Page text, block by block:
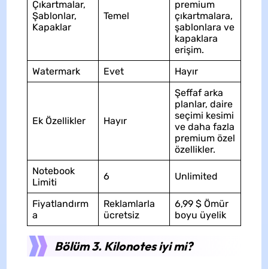
Çıkartmalar,
Şablonlar,
Kapaklar
Temel
premium
çıkartmalara,
şablonlara ve
kapaklara
erişim.
Watermark
Evet Hayır
Ek Özellikler Hayır
Şeffaf arka
planlar, daire
seçimi kesimi
ve daha fazla
premium özel
özellikler.
Notebook
Limiti
6 Unlimited
Fiyatlandırm
a
Reklamlarla
ücretsiz
6,99 $ Ömür
boyu üyelik
Bölüm 3. Kilonotes iyi mi?